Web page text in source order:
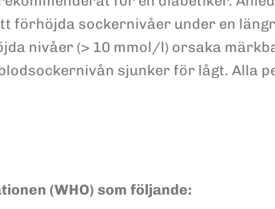
förhöjda sockernivåer under en
nivåer (> 10 mmol/l) orsaka
sjunker för lågt. Alla
(WHO) som följande: